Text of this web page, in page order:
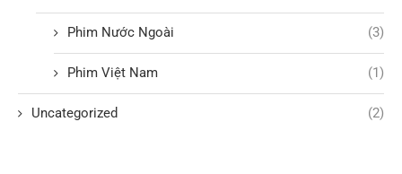
Phim Nước Ngoài (3)
Phim Việt Nam (1)
Uncategorized (2)